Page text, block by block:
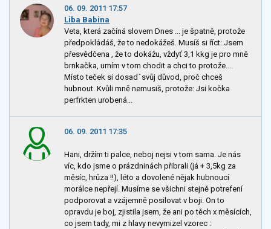
06. 09. 2011 17:57
Liba Babina
Veta, která začíná slovem Dnes ... je špatně, protože
předpokládáš, že to nedokážeš. Musíš si říct: Jsem
přesvědčena , že to dokážu, vždyť 3,1 kkg je pro mně
brnkačka, umím v tom chodit a chci to protože....
Místo teček si dosadˇsvůj důvod, proč chceš
hubnout. Kvůli mně nemusiš, protože: Jsi kočka
perfrkten urobená...
06. 09. 2011 17:35
Hani, držím ti palce, neboj nejsi v tom sama. Je nás
víc, kdo jsme o prázdninách přibrali (já + 3,5kg za
měsíc, hrůza !!), léto a dovolené nějak hubnoucí
morálce nepřejí. Musíme se všichni stejně potrefení
podporovat a vzájemně posilovat v boji. On to
opravdu je boj, zjistila jsem, že ani po těch x měsících,
co jsem tady, mi z hlavy nevymizel vzorec :